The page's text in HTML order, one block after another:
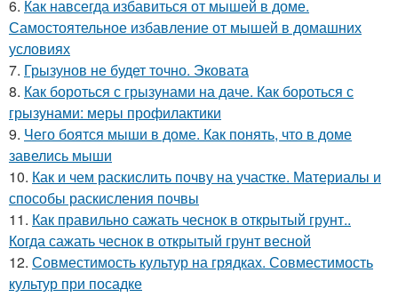
6. Как навсегда избавиться от мышей в доме.
Самостоятельное избавление от мышей в домашних
условиях
7. Грызунов не будет точно. Эковата
8. Как бороться с грызунами на даче. Как бороться с
грызунами: меры профилактики
9. Чего боятся мыши в доме. Как понять, что в доме
завелись мыши
10. Как и чем раскислить почву на участке. Материалы и
способы раскисления почвы
11. Как правильно сажать чеснок в открытый грунт..
Когда сажать чеснок в открытый грунт весной
12. Совместимость культур на грядках. Совместимость
культур при посадке